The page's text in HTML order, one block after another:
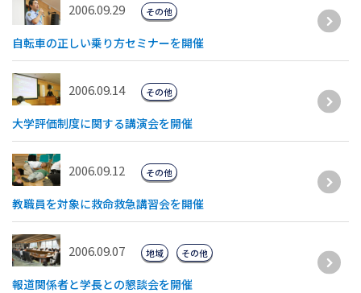
2006.09.29
自転車の正しい乗り方セミナーを開催
その他
2006.09.14
大学評価制度に関する講演会を開催
その他
2006.09.12
教職員を対象に救命救急講習会を開催
その他
2006.09.07
報道関係者と学長との懇談会を開催
地域 その他